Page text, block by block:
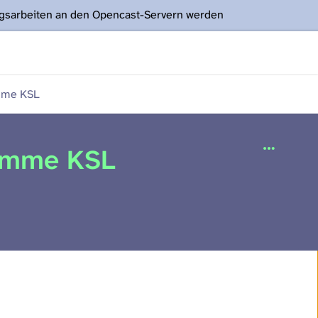
an den Opencast-Servern werden
KSL
KSL